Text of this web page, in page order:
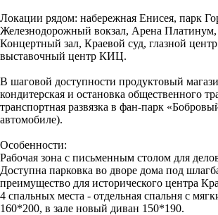
Локации рядом: набережная Енисея, парк
Железнодорожный вокзал, Арена
Концертный зал, Краевой суд, глазной
выставочный центр КИЦ.
В шаговой доступности продуктовый
кондитерская и остановка общественного
транспортная развязка в фан-парк
автомобиле).
Особенности:
Рабочая зона с письменным столом для
Доступна парковка во дворе дома под
преимущество для исторического центра
4 спальных места - отдельная спальня с
160*200, в зале новый диван 150*190.